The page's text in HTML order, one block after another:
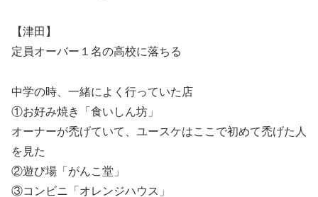
【津田】
定員オーバー１名の高校に落ちる
中学の時、一緒によく行っていた店
①お好み焼き「食いしん坊」
オーナーが禿げていて、ユースケはここで初めて禿げた人
を見た
②遊び場「がんこ堂」
③コンビニ「オレンジハウス」